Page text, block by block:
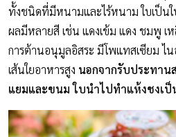
ทั้งชนิดที่มีหนามและไร้หนาม ใบเป็น
ผลมีหลายสี เช่น แดงเข้ม แดง ชมพู เ
การต้านอนุมูลอิสระ มีโพแทสเซียม ไ
เส้นใยอาหารสูง นอกจากรับประทาน
แยมและขนม ใบนำไปทำแห้งชงเป็